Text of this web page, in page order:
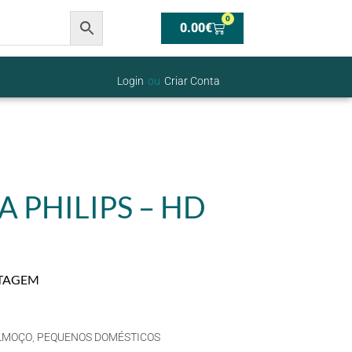
0.00€
0
Login ou Criar Conta
PHILIPS – HD
PEQUENOS DOMÉSTICOS